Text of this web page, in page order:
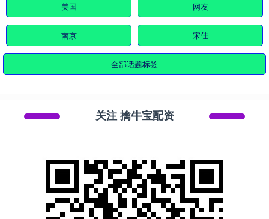
美国 网友
南京 宋佳
全部话题标签
关注 擒牛宝配资